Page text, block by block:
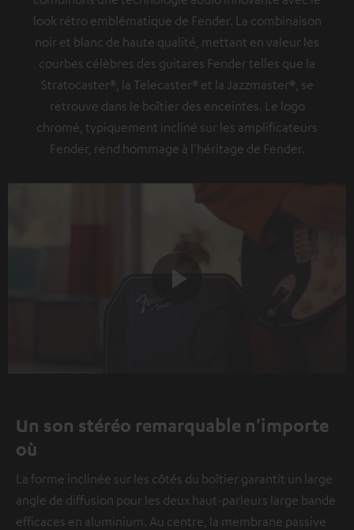
look rétro emblématique de Fender. La combinaison
noir et blanc de haute qualité, mettant en valeur les
courbes célèbres des guitares Fender telles que la
Stratocaster®, la Telecaster® et la Jazzmaster®, se
retrouve dans le boîtier des enceintes. Le logo
chromé, typiquement incliné sur les amplificateurs
Fender, rend hommage à l'héritage de Fender.
Video
Un son stéréo remarquable n'importe
où
La forme inclinée sur les côtés du boîtier garantit un large
angle de diffusion pour les deux haut-parleurs large bande
efficaces en aluminium. Au centre, la membrane passive